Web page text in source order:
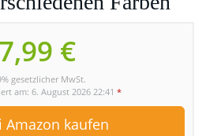
€
gesetzlicher MwSt.
am: 6. August 2026 22:41 *
Amazon kaufen